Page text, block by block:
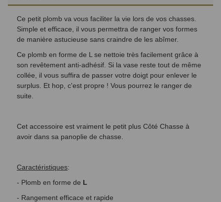
Ce petit plomb va vous faciliter la vie lors de vos chasses.
Simple et efficace, il vous permettra de ranger vos formes
de manière astucieuse sans craindre de les abîmer.
Ce plomb en forme de L se nettoie très facilement grâce à
son revêtement anti-adhésif. Si la vase reste tout de même
collée, il vous suffira de passer votre doigt pour enlever le
surplus. Et hop, c'est propre ! Vous pourrez le ranger de
suite.
Cet accessoire est vraiment le petit plus Côté Chasse à
avoir dans sa panoplie de chasse.
Caractéristiques:
- Plomb en forme de L
- Rangement efficace et rapide